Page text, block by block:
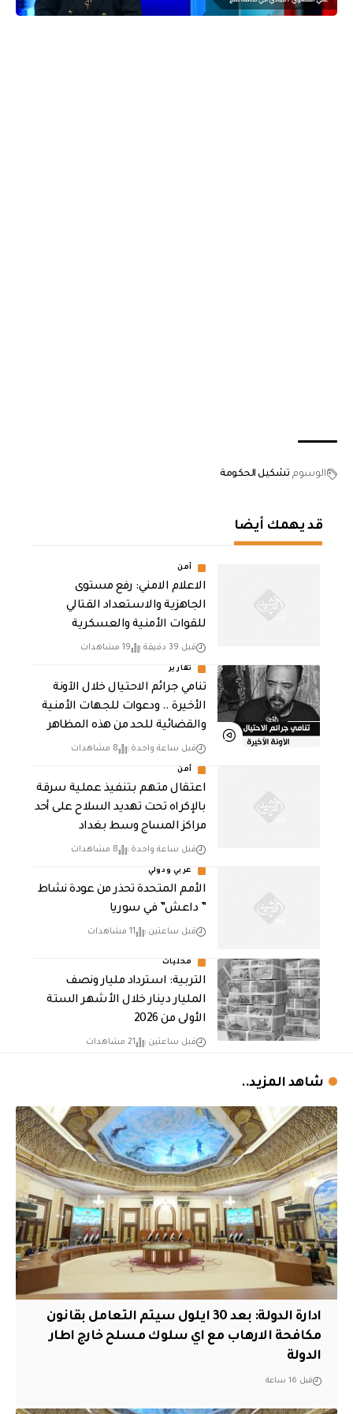
الوسوم تشكيل الحكومة
قد يهمك أيضا
أمن
الاعلام الامني: رفع مستوى
الجاهزية والاستعداد القتالي
للقوات الأمنية والعسكرية
قبل 39 دقيقة 19 مشاهدات
تقارير
تنامي جرائم الاحتيال خلال الآونة
الأخيرة .. ودعوات للجهات الأمنية
والقضائية للحد من هذه المظاهر
قبل ساعة واحدة 8 مشاهدات
أمن
اعتقال متهم بتنفيذ عملية سرقة
بالإكراه تحت تهديد السلاح على أحد
مراكز المساج وسط بغداد
قبل ساعة واحدة 8 مشاهدات
عربي ودولي
الأمم المتحدة تحذر من عودة نشاط
” داعش” في سوريا
قبل ساعتين 11 مشاهدات
محليات
التربية: استرداد مليار ونصف
المليار دينار خلال الأشهر الستة
الأولى من 2026
قبل ساعتين 21 مشاهدات
شاهد المزيد..
ادارة الدولة: بعد 30 ايلول سيتم التعامل بقانون
مكافحة الارهاب مع اي سلوك مسلح خارج اطار
الدولة
قبل 16 ساعة